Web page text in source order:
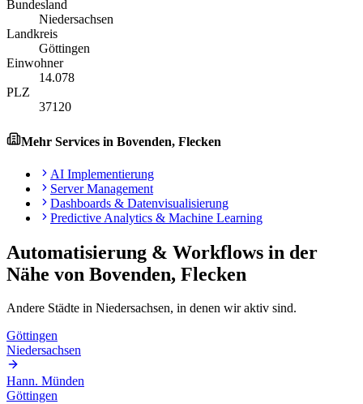
Bundesland
Niedersachsen
Landkreis
Göttingen
Einwohner
14.078
PLZ
37120
Mehr Services in Bovenden, Flecken
AI Implementierung
Server Management
Dashboards & Datenvisualisierung
Predictive Analytics & Machine Learning
Automatisierung & Workflows in der
Nähe von Bovenden, Flecken
Andere Städte in Niedersachsen, in denen wir aktiv sind.
Göttingen
Niedersachsen
Hann. Münden
Göttingen